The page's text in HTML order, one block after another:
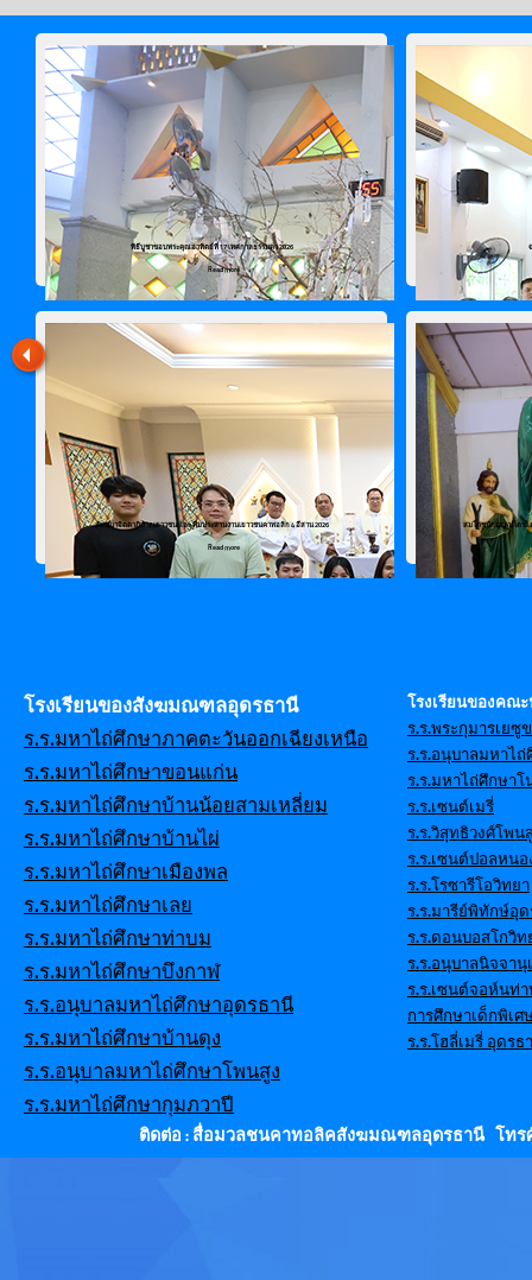
พิธีบูชาขอบพระคุณอาทิตย์ที่ 17 เทศกาลธรรมดา 2026
Read more
สัมมนาจิตตาภิบาลเยาวชน และ ทีมประสานงานเยาวชนคาทอลิก 4 อีสาน 2026
Read more
สมโภชนักบุญเปโตรแ
โรงเรียนของสังฆมณฑลอุดรธานี
ร.ร.มหาไถ่ศึกษาภาคตะวันออกเฉียงเหนือ
ร.ร.มหาไถ่ศึกษาขอนแก่น
ร.ร.มหาไถ่ศึกษาบ้านน้อยสามเหลี่ยม
ร.ร.มหาไถ่ศึกษาบ้านไผ่
ร.ร.มหาไถ่ศึกษาเมืองพล
ร.ร.มหาไถ่ศึกษาเลย
ร.ร.มหาไถ่ศึกษาท่าบม
ร.ร.มหาไถ่ศึกษาบึงกาฬ
ร.ร.อนุบาลมหาไถ่ศึกษาอุดรธานี
ร.ร.มหาไถ่ศึกษาบ้านดุง
ร.ร.อนุบาลมหาไถ่ศึกษาโพนสูง
ร.ร.มหาไถ่ศึกษากุมภวาปี
โรงเรียนของคณ
ร.ร.พระกุมารเยซู
ร.ร.อนุบาลมหาไถ่
ร.ร.มหาไถ่ศึกษา
ร.ร.เซนต์เมรี่
ร.ร.วิสุทธิวงศ์โพน
ร.ร.เซนต์ปอลหนอ
ร.ร.โรซารีโอวิทยา
ร.ร.มารีย์พิทักษ์อุ
ร.ร.ดอนบอสโกวิท
ร.ร.อนุบาลนิจจานุ
ร.ร.เซนต์จอห์นท่
การศึกษาเด็กพิเ
ร.ร.โฮลี่เมรี่ อุดรธ
ติดต่อ : สื่อมวลชนคาทอลิคสังฆมณฑลอุดรธานี โทรศัพ